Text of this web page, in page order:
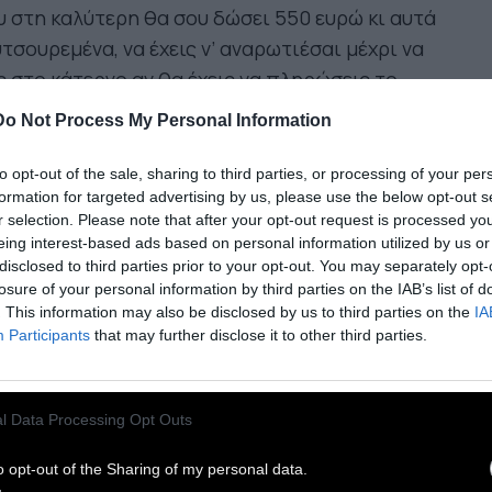
Not Process My Personal Information
opt-out of the sale, sharing to third parties, or processing of your
for targeted advertising by us, please use the below opt-out
selection. Please note that after your opt-out request is processed
interest-based ads based on personal information utilized by us
to third parties prior to your opt-out. You may separately
of your personal information by third parties on the IAB’s list of
This information may also be disclosed by us to third parties on the
Participants that may further disclose it to other third parties.
Data Processing Opt Outs
opt-out of the Sharing of my personal data.
στη καλύτερη θα σου δώσει 550 ευρώ κι αυτά
να έχεις ν’ αναρωτιέσαι μέχρι να
στο κάτεργο αν θα έχεις να πληρώσεις το
το νερό, το τηλέφωνο, τους φόρους.
ώρα και είκοσι πέντε λεπτά στη δουλειά κι
δεν έχω εκραγεί, ν’ αφήσω με τα σπλάχνα μου
στο τοίχο πως σήμερα θα λείψω από τη
πως τα τιμολόγια και τα δελτία αποστολής
να ήταν βόμβες στα μεγάλα υπουργικά
και στις αίθουσες συσκέψεων των μεγάλων
δίνοντας στους ανθρώπους το
τους διαβατήριο για να βγάλουν μια μέρα